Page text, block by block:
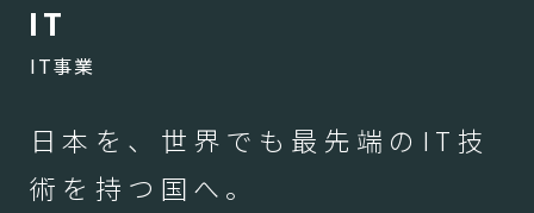
IT
IT事業
日本を、世界でも最先端のIT技
術を持つ国へ。